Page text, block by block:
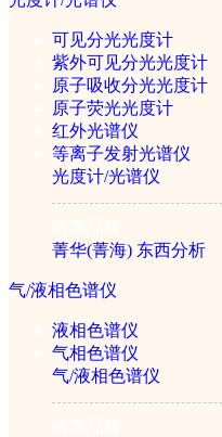
可见分光光度计
紫外可见分光光度计
原子吸收分光光度计
原子荧光光度计
红外光谱仪
等离子发射光谱仪
光度计/光谱仪
菁华(菁海) 东西分析
气/液相色谱仪
液相色谱仪
气相色谱仪
气/液相色谱仪
美国Beacon 微囊藻毒素
￥3800元
重新搜索：
公司简介|产品目录|
©2005-2026 赛伦仪器